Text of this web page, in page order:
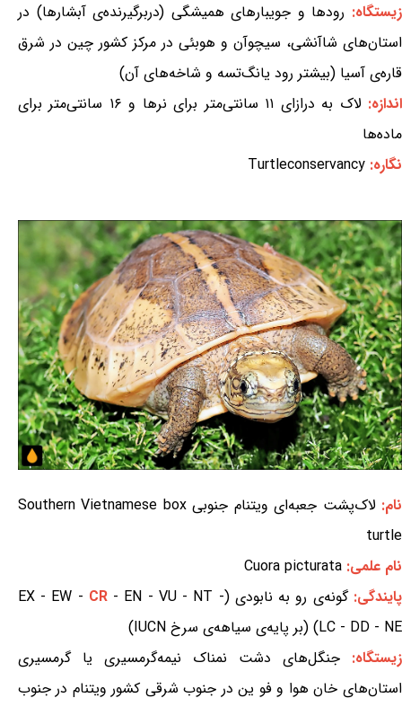
زیستگاه: رودها و جویبارهای همیشگی (دربرگیرنده‌ی آبشارها) در
استان‌های شاآنشی، سیچوآن و هوبئی در مرکز کشور چین در شرق
قاره‌ی آسیا (بیشتر رود یانگ‌تسه و شاخه‌های آن)
اندازه:
لاک به درازای ۱۱ سانتی‌متر برای نرها و ۱۶ سانتی‌متر برای
ماده‌ها
نگاره: Turtleconservancy
نام:
لاک‌پشت جعبه‌ای ویتنام جنوبی Southern Vietnamese box
turtle
نام علمی: Cuora picturata
پایندگی:گونه‌ی رو به نابودی (EX - EW - CR - EN - VU - NT -
LC - DD - NE) (بر پایه‌ی سیاهه‌ی سرخ IUCN)
زیستگاه: جنگل‌های دشت نمناک نیمه‌گرمسیری یا گرمسیری
استان‌های خان هوا و فو ین در جنوب شرقی کشور ویتنام در جنوب